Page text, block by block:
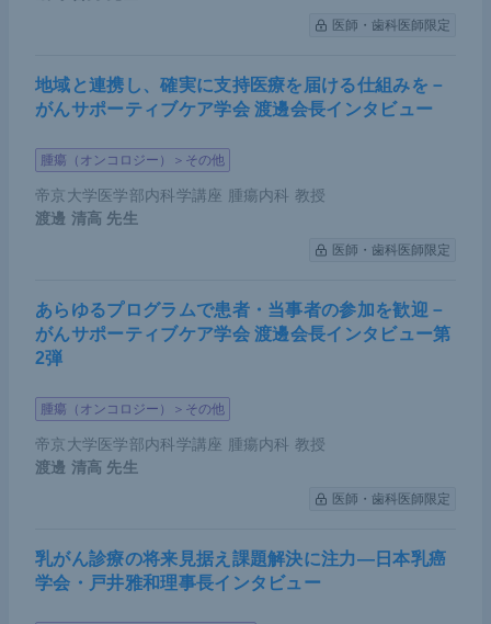
意義
慈恵医大外科は、約10年前から外科医が不足してい
る地方の病院に継続的に医師を派遣している。医師
うなどして医師確保に努めているケースがあるが、
その方法に持続可能性がないことは明々白々だ。そ
こで私は、活力・余裕のある大都市の医局が率先し
て医師を派遣し、地域医療を支えるべきだと考え
医師には本人の希望（留学など）をかなえるなどの
配慮を欠かさない。元々使命感が強い医師が集まっ
出向いてくれている。
2011年の東日本大震災の発生後に1週間交代で医師
派遣することになった際、医局員に志願者募集のメ
には驚いた。医局員が被災地へ出発する際は、外科
の医局員が病院の入り口にずらりと並んで見送り、
医師・歯科医師限定
地域と連携し、確実に支持医療を届ける仕組みを－
がんサポーティブケア学会 渡邊会長インタビュー
腫瘍（オンコロジー）＞その他
帝京大学医学部内科学講座 腫瘍内科 教授
渡邊 清高 先生
医師・歯科医師限定
あらゆるプログラムで患者・当事者の参加を歓迎－
がんサポーティブケア学会 渡邊会長インタビュー第
2弾
腫瘍（オンコロジー）＞その他
帝京大学医学部内科学講座 腫瘍内科 教授
渡邊 清高 先生
医師・歯科医師限定
乳がん診療の将来見据え課題解決に注力―日本乳癌
学会・戸井雅和理事長インタビュー